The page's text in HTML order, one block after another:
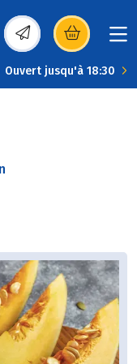
(s’ouvre dans une
Ouvert jusqu'à 18:30